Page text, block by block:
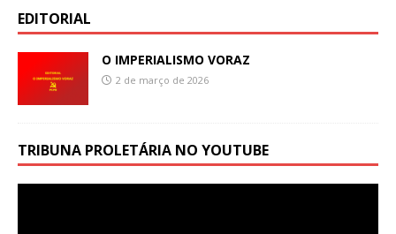
EDITORIAL
O IMPERIALISMO VORAZ
2 de março de 2026
TRIBUNA PROLETÁRIA NO YOUTUBE